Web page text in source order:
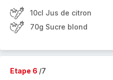
10cl Jus de citron
70g Sucre blond
Etape 6 /7